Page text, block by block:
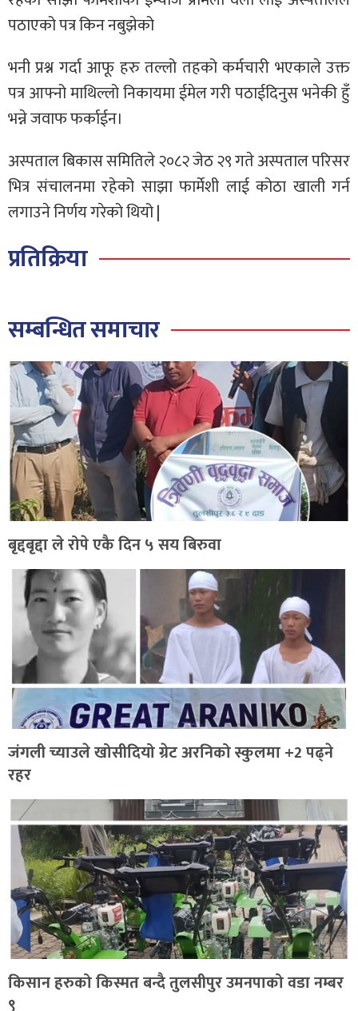
पठाएको पत्र किन नबुझेको
भनी प्रश्न गर्दा आफू हरु तल्लो तहको कर्मचारी भएकाले उक्त
पत्र आफ्नो माथिल्लो निकायमा ईमेल गरी पठाईदिनुस भनेकी हुँ
भन्ने जवाफ फर्काईन।
अस्पताल बिकास समितिले २०८२ जेठ २९ गते अस्पताल परिसर
भित्र संचालनमा रहेको साझा फार्मेशी लाई कोठा खाली गर्न
लगाउने निर्णय गरेको थियो |
प्रतिक्रिया
सम्बन्धित समाचार
बृद्दबृद्दा ले रोपे एकै दिन ५ सय बिरुवा
जंगली च्याउले खोसीदियो ग्रेट अरनिको स्कुलमा +2 पढ्ने
रहर
किसान हरुको किस्मत बन्दै तुलसीपुर उमनपाको वडा नम्बर
९